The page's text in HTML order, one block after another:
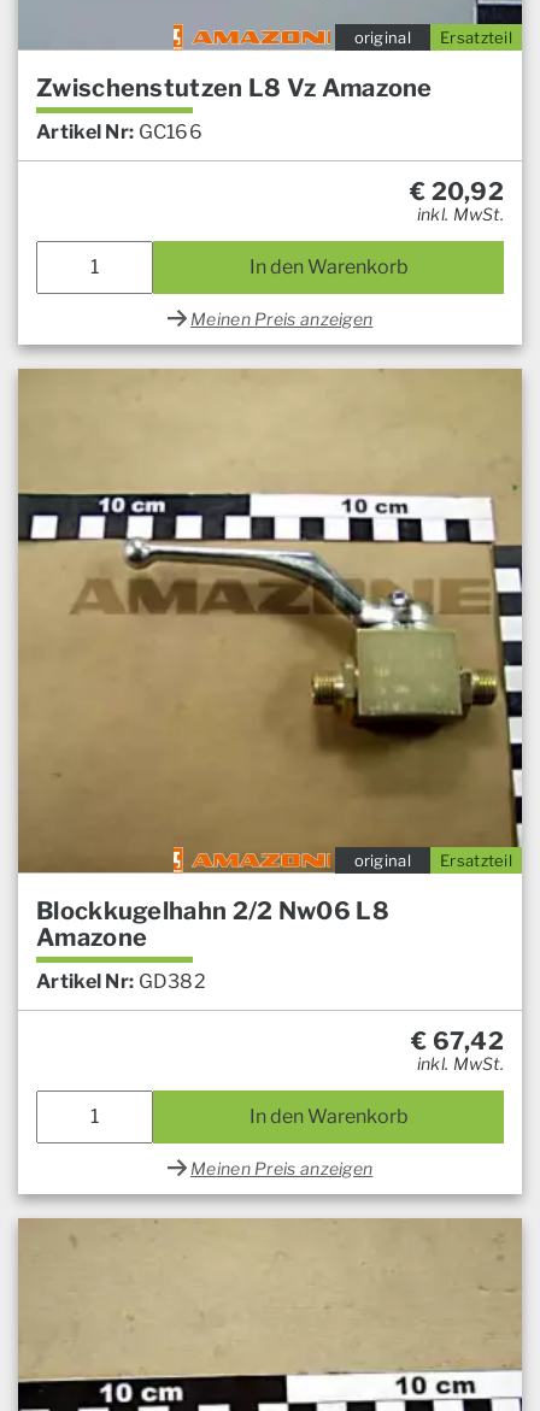
Ersatzteil
original
Zwischenstutzen L8 Vz Amazone
Artikel Nr: GC166
€ 20,92
inkl. MwSt.
In den Warenkorb
Meinen Preis anzeigen
Ersatzteil
original
Blockkugelhahn 2/2 Nw06 L8
Amazone
Artikel Nr: GD382
€ 67,42
inkl. MwSt.
In den Warenkorb
Meinen Preis anzeigen